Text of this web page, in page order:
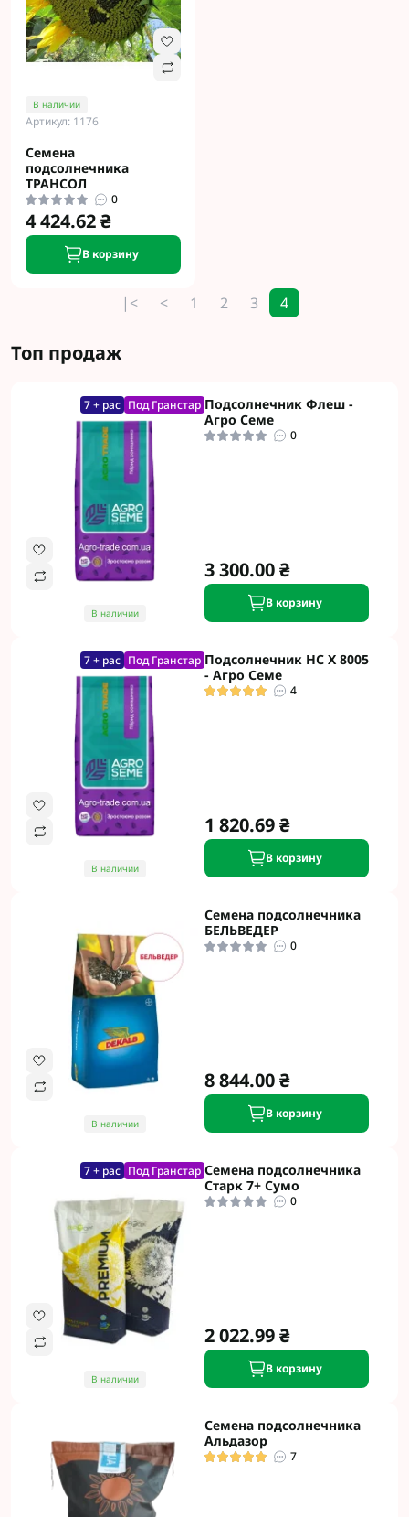
В наличии
Артикул: 1176
Семена
подсолнечника
ТРАНСОЛ
0
4 424.62 ₴
В корзину
|< < 1 2 3 4
Топ продаж
7 + рас Под Гранстар
В наличии
Подсолнечник Флеш -
Агро Семе
0
3 300.00 ₴
В корзину
7 + рас Под Гранстар
В наличии
Подсолнечник НС Х 8005
- Агро Семе
4
1 820.69 ₴
В корзину
В наличии
Семена подсолнечника
БЕЛЬВЕДЕР
0
8 844.00 ₴
В корзину
7 + рас Под Гранстар
В наличии
Семена подсолнечника
Старк 7+ Сумо
0
2 022.99 ₴
В корзину
Семена подсолнечника
Альдазор
7